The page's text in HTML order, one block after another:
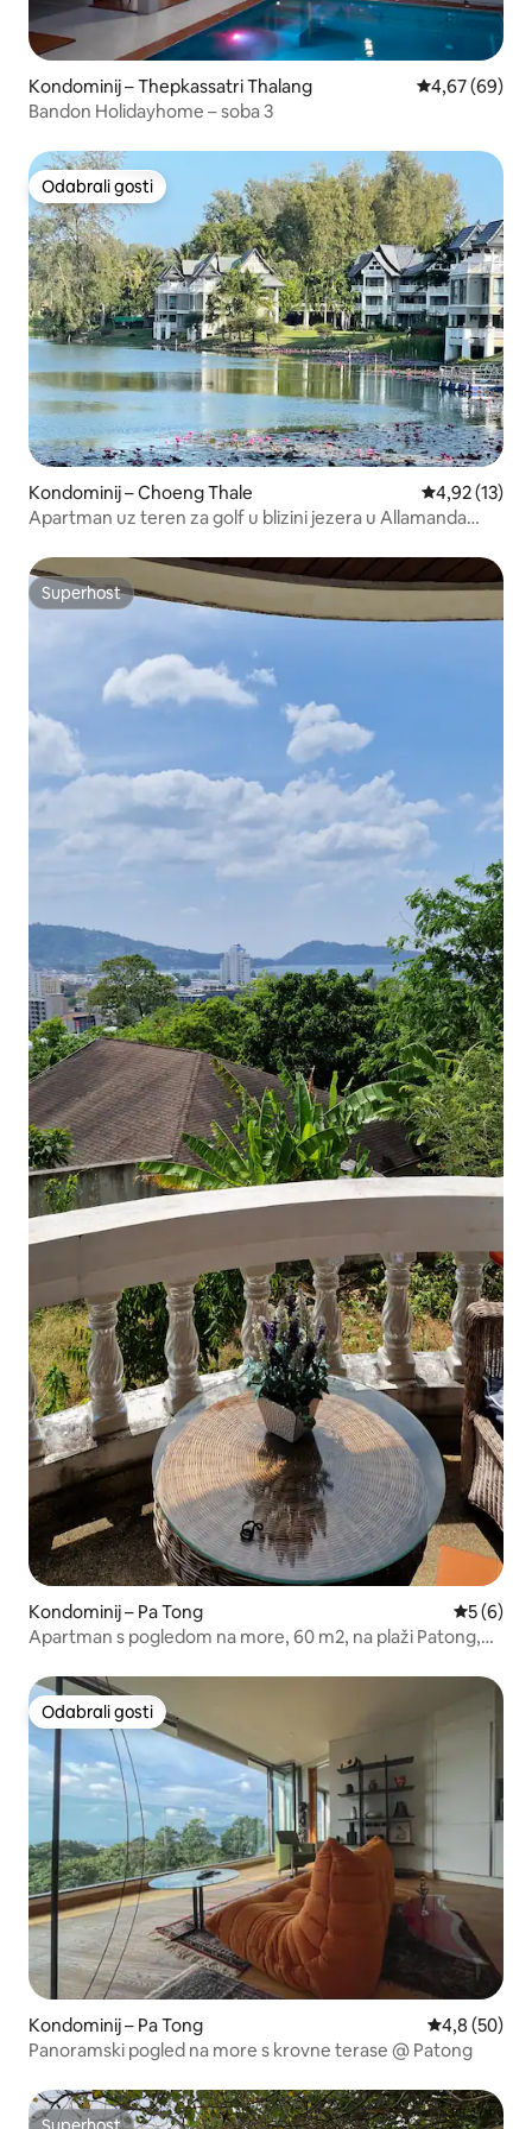
Kondominij – Thepkassatri Thalang Prosječna
4,67 (69)
Bandon Holidayhome – soba 3
Odabrali gosti
Odabrali gosti
Kondominij – Choeng Thale Prosječna
4,92 (13)
Apartman uz teren za golf u blizini jezera u Allamanda
Superhost
Superhost
Kondominij – Pa Tong
5 (6)
Apartman s pogledom na more, 60 m2, na plaži Patong,
Odabrali gosti
Odabrali gosti
Kondominij – Pa Tong Prosječna
4,8 (50)
Panoramski pogled na more s krovne terase @ Patong